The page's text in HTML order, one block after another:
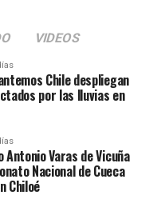
VIDEOS
Chile despliegan
por las lluvias en
Varas de Vicuña
Nacional de Cueca
Chiloé